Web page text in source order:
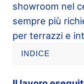
showroom nel
sempre più
per terrazzi e
INDICE